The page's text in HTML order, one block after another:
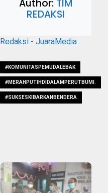
Author: TIM
REDAKSI
Redaksi - JuaraMedia
#KOMUNITASPEMUDALEBAK
#MERAHPUTIHDIDALAMPERUTBUMI.
#SUKSESKIBARKANBENDERA